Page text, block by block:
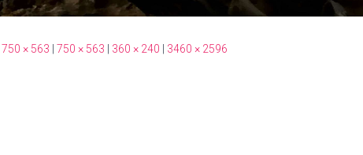
750 × 563 750 × 563 360 × 240 3460 × 2596